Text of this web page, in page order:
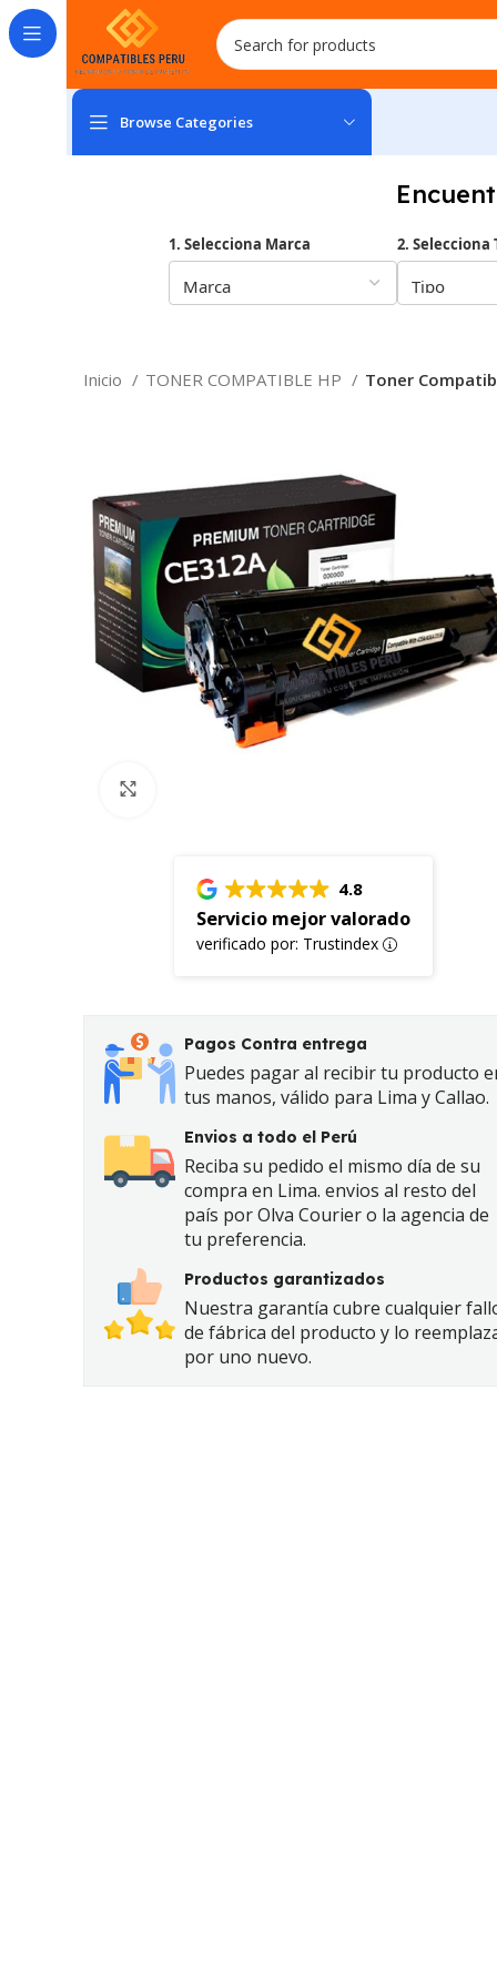
Browse Categories
1. Selecciona Marca 2. Selecciona
Inicio TONER COMPATIBLE HP Toner
4.8
Servicio mejor valorado
verificado por: Trustindex
Pagos Contra entrega
Puedes pagar al recibir tu producto
tus manos, válido para Lima y Callao.
Envios a todo el Perú
Reciba su pedido el mismo día de su
compra en Lima. envios al resto del
país por Olva Courier o la agencia de
tu preferencia.
Productos garantizados
Nuestra garantía cubre cualquier
de fábrica del producto y lo
por uno nuevo.